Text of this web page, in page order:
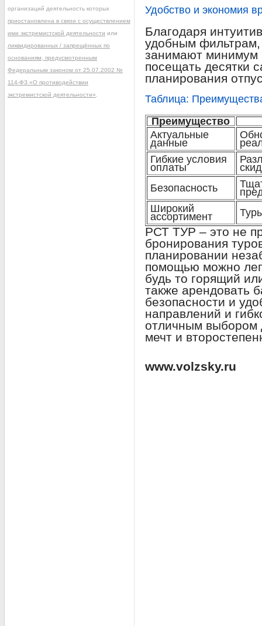
Удобство и экономия
Благодаря
удобным фильтрам,
занимают
посещать десятки
планирования
Таблица:
Преимущество
Актуальные
данные
Гибкие условия
оплаты
Безопасность
Широкий
ассортимент
РСТ ТУР – это не
бронирования
планировании
помощью можно
будь то горящий
также арендовать
безопасности и
направлений и
отличным выбором
мечт и
www.volzsky.ru
организаций деятельность которых
приостановлена в связи с осуществлением
ими экстремистской деятельности или
ликвидированных / запрещённых по
основаниям, предусмотренным
Федеральным законом от 25.07.2002 №
114-ФЗ «О противодействии
экстремистской деятельности»